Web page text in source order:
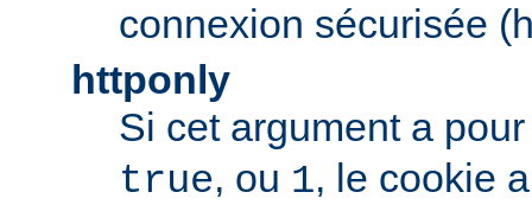
connexion sécurisée
httponly
Si cet argument a
true, ou 1, le cookie